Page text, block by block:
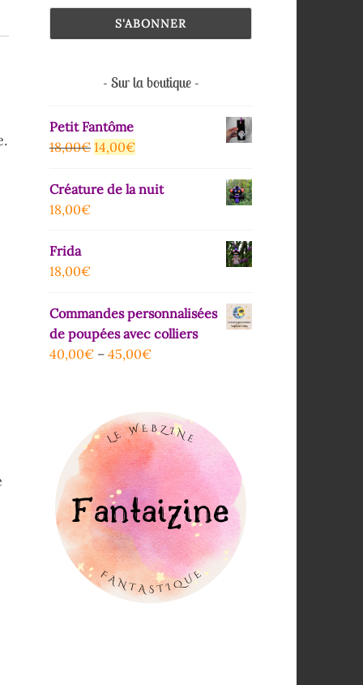
Sur la boutique
Petit Fantôme
18,00€ 14,00€
Créature de la nuit
18,00€
Frida
18,00€
Commandes personnalisées
de poupées avec colliers
40,00€ – 45,00€